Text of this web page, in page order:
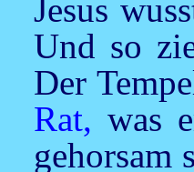
Jesus
Und so
Der
Rat, was
gehorsam